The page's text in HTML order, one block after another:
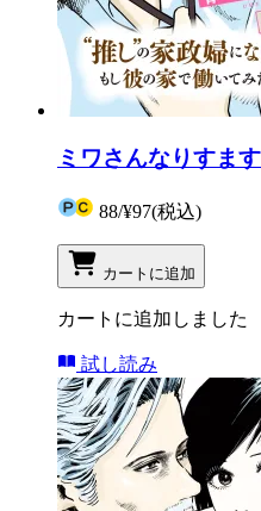
ミワさんなりすま
88/¥97(税込)
カートに追加
カートに追加しました
試し読み